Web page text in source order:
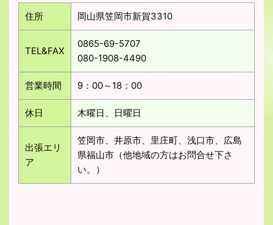
住所 岡山県笠岡市新賀3310
TEL&FAX
0865-69-5707
080-1908-4490
営業時間 9：00～18：00
休日 木曜日、日曜日
出張エリ
ア
笠岡市、井原市、里庄町、浅口市、広島
県福山市（他地域の方はお問合せ下さ
い。）